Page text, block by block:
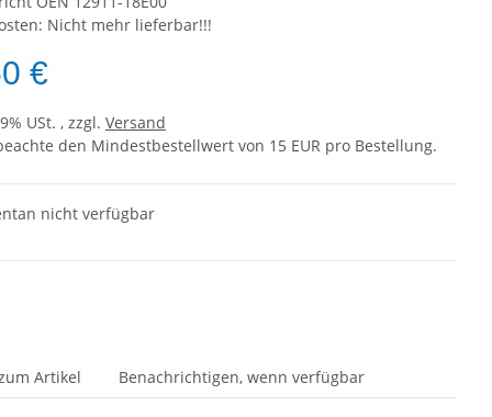
Nicht mehr lieferbar!!!
€
USt. , zzgl. Versand
den Mindestbestellwert von 15 EUR pro Bestellung.
nicht verfügbar
Artikel Benachrichtigen, wenn verfügbar